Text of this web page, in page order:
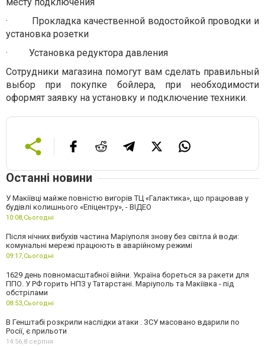
· Прокладка качественной водостойкой проводки и
установка розетки
· Установка редуктора давления
Сотрудники магазина помогут вам сделать правильный
выбор при покупке бойлера, при необходимости
оформят заявку на установку и подключение техники.
Останні новини
У Макіївці майже повністю вигорів ТЦ «Галактика», що працював у
будівлі колишнього «Епіцентру», - ВІДЕО
10:08,Сьогодні
Після нічних вибухів частина Маріуполя знову без світла й води:
комунальні мережі працюють в аварійному режимі
09:17,Сьогодні
1629 день повномасштабної війни. Україна бореться за ракети для
ППО. У РФ горить НПЗ у Татарстані. Маріуполь та Макіївка - під
обстрілами
08:53,Сьогодні
В Генштабі розкрили наслідки атаки . ЗСУ масовано вдарили по
Росії, є прильоти
14:56,8 серпня